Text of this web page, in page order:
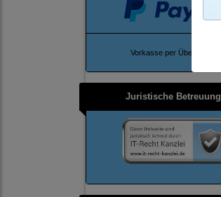
Vorkasse per Überweisung
Juristische Betreuung